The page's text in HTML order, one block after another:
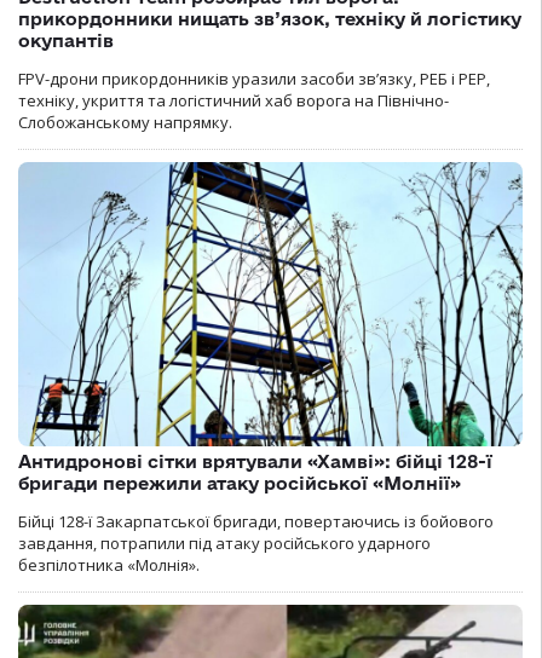
прикордонники нищать зв’язок, техніку й логістику
окупантів
FPV-дрони прикордонників уразили засоби зв’язку, РЕБ і РЕР,
техніку, укриття та логістичний хаб ворога на Північно-
Слобожанському напрямку.
Антидронові сітки врятували «Хамві»: бійці 128-ї
бригади пережили атаку російської «Молнії»
Бійці 128-ї Закарпатської бригади, повертаючись із бойового
завдання, потрапили під атаку російського ударного
безпілотника «Молнія».